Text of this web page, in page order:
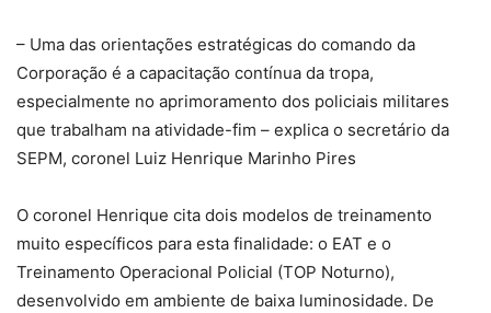
– Uma das orientações estratégicas do comando da
Corporação é a capacitação contínua da tropa,
especialmente no aprimoramento dos policiais militares
que trabalham na atividade-fim – explica o secretário da
SEPM, coronel Luiz Henrique Marinho Pires
O coronel Henrique cita dois modelos de treinamento
muito específicos para esta finalidade: o EAT e o
Treinamento Operacional Policial (TOP Noturno),
desenvolvido em ambiente de baixa luminosidade. De